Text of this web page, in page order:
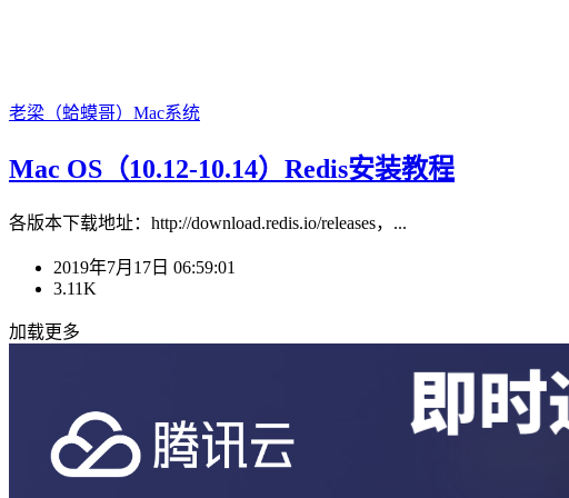
老梁（蛤蟆哥） Mac系统
Mac OS（10.12-10.14）Redis安装教程
各版本下载地址：http://download.redis.io/releases，...
2019年7月17日 06:59:01
3.11K
加载更多